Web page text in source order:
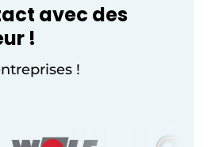
avec des
!
!